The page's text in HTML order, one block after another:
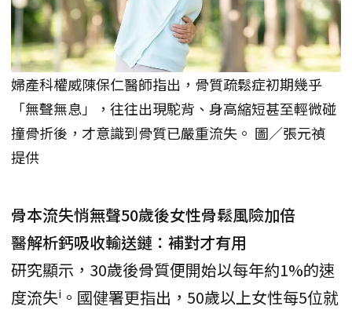
婦產科權威陳保仁醫師指出，骨質疏鬆症初期幾乎
「無聲無息」，往往出現駝背、身高縮短甚至輕微碰
撞骨折後，才意識到骨質已嚴重流失。 圖／張元禎
提供
骨本流失悄無聲50歲後女性骨鬆風險加倍
醫解析鈣吸收輸送鏈：補對才有用
研究顯示，30歲後骨質便開始以每年約1%的速
度流失i 。國健署更指出，50歲以上女性每5位就